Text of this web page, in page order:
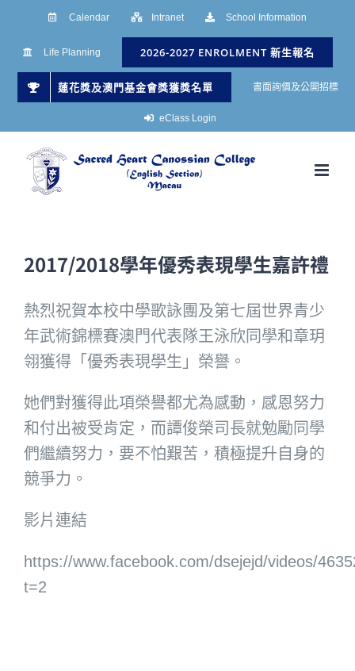
Calendar Intranet School Information
Life Planning 2026-2027 ENROLMENT 新生報名
蓮花獎及澳門基金會獎獲獎名單 書面詢價及公開招標
eClass Login
2017/2018學年優秀表現學生嘉許禮
熱烈祝賀本校中學歌詠團及第七屆世界青少
年武術錦標賽澳門代表隊王泳欣同學和章玥
翎獲得「優秀表現學生」榮譽。
她們對獲得此項榮譽都尤為感動，感恩努力
和付出被受肯定，而譚俊榮司長就勉勵同學
們繼續努力，要不怕艱苦，積極提升自身的
競爭力。
影片連結
https://www.facebook.com/dsejejd/videos/
t=2